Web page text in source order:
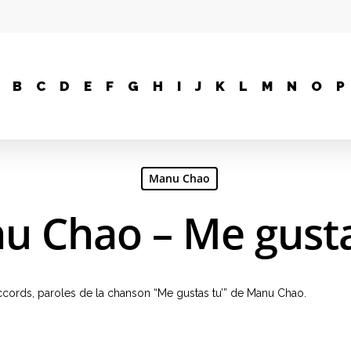
B C D E F G H I J K L M N O P
Manu Chao
Chao – Me
paroles de la chanson “Me gustas tu’” de Manu Chao.